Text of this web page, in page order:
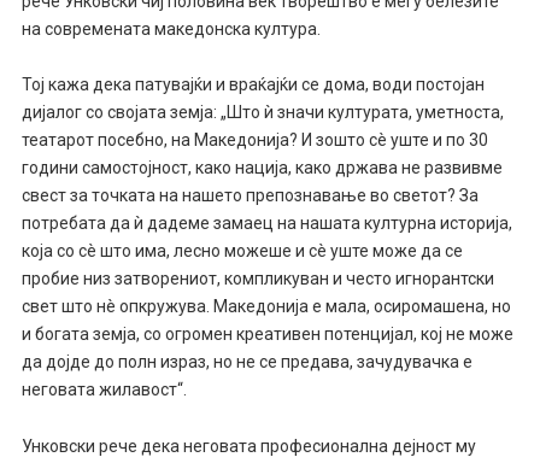
на современата македонска култура.
Тој кажа дека патувајќи и враќајќи се дома, води постојан
дијалог со својата земја: „Што ѝ значи културата, уметноста,
театарот посебно, на Македонија? И зошто сè уште и по 30
години самостојност, како нација, како држава не развивме
свест за точката на нашето препознавање во светот? За
потребата да ѝ дадеме замаец на нашата културна историја,
која со сè што има, лесно можеше и сè уште може да се
пробие низ затворениот, компликуван и често игнорантски
свет што нè опкружува. Македонија е мала, осиромашена, но
и богата земја, со огромен креативен потенцијал, кој не може
да дојде до полн израз, но не се предава, зачудувачка е
неговата жилавост“.
Унковски рече дека неговата професионална дејност му